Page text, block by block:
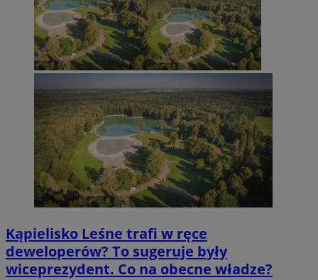
Kąpielisko Leśne trafi w ręce
deweloperów? To sugeruje były
wiceprezydent. Co na obecne władze?